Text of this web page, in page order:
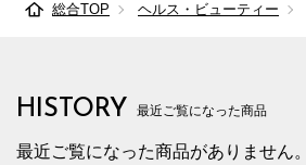
総合TOP ヘルス・ビューティー
HISTORY 最近ご覧になった商品
最近ご覧になった商品がありません。